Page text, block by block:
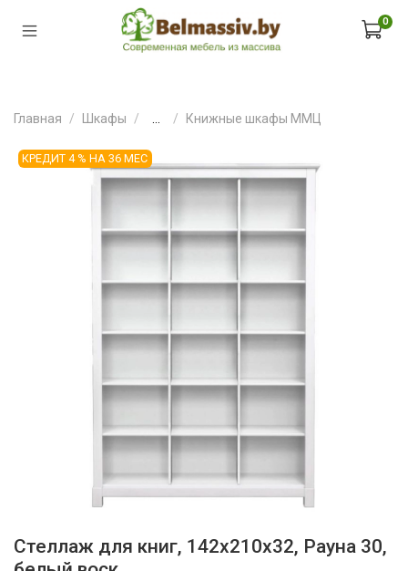
0
Главная Шкафы Книжные шкафы ММЦ
КРЕДИТ 4 % НА 36 МЕС
Стеллаж для книг, 142x210x32, Рауна 30,